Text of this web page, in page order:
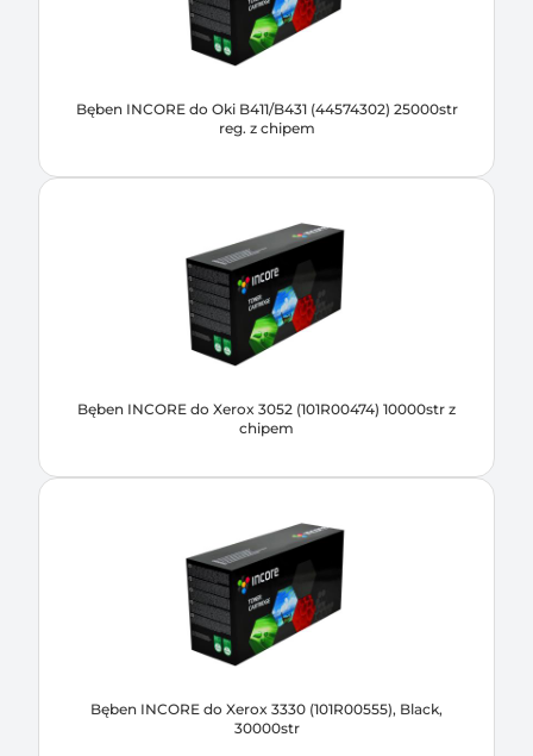
Bęben INCORE do Oki B411/B431 (44574302) 25000str
reg. z chipem
Bęben INCORE do Xerox 3052 (101R00474) 10000str z
chipem
Bęben INCORE do Xerox 3330 (101R00555), Black,
30000str